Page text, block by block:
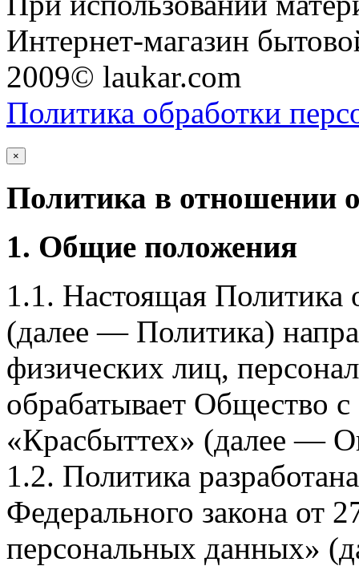
Интернет-магазин
2009© laukar.com
Политика обработки
×
Политика в отношении
1. Общие положения
1.1. Настоящая Политика
(далее — Политика)
физических лиц,
обрабатывает Общество
«Красбыттех» (далее —
1.2. Политика
Федерального закона
персональных данных»